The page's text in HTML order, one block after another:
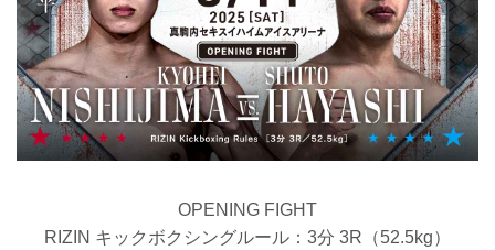
OPENING FIGHT
RIZIN キックボクシングルール：3分 3R（52.5kg）